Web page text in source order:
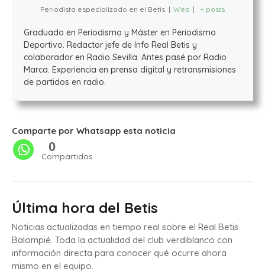
Periodista especializado en el Betis | Web | + posts
Graduado en Periodismo y Máster en Periodismo
Deportivo. Redactor jefe de Info Real Betis y
colaborador en Radio Sevilla. Antes pasé por Radio
Marca. Experiencia en prensa digital y retransmisiones
de partidos en radio.
Comparte por Whatsapp esta noticia
0
Compartidos
Última hora del Betis
Noticias actualizadas en tiempo real sobre el Real Betis
Balompié. Toda la actualidad del club verdiblanco con
información directa para conocer qué ocurre ahora
mismo en el equipo.